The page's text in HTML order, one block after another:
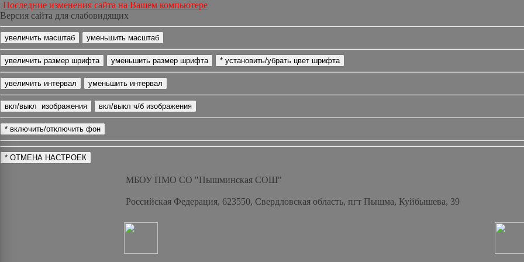
Последние изменения сайта на Вашем компьютере
Версия сайта для слабовидящих
МБОУ ПМО СО "Пышминская СОШ"
Российская Федерация, 623550, Свердловская область, пгт Пышма, Куйбышева, 39